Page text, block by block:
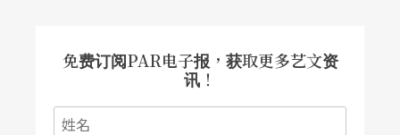
免费订阅PAR电子报，获取更多艺文资
讯！